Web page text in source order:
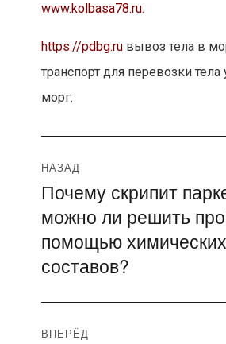
www.kolbasa78.ru.
https://pdbg.ruвывоз тела в
транспорт для перевозки
морг.
Навигация
по
записям
НАЗАД
Предыдущая
запись:
Почему скрипит
можно ли решить
помощью химических
составов?
ВПЕРЁД